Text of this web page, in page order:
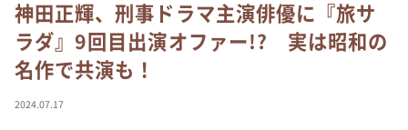
なるみ・岡村の過ぎるTV
相席食堂
これ余談なんですけど・・・
神田正輝、刑事ドラマ主演俳優に『旅サ
ラダ』9回目出演オファー!? 実は昭和の
名作で共演も！
2024.07.17